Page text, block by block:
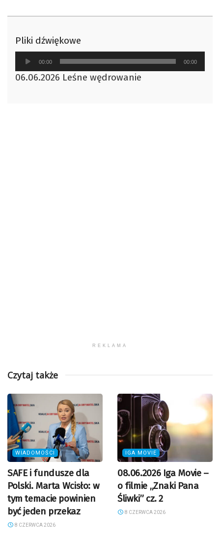
Pliki dźwiękowe
Odtwarzacz
plików
dźwiękowych
00:00 00:00
06.06.2026 Leśne wędrowanie
REKLAMA
Czytaj także
WIADOMOŚCI
SAFE i fundusze dla
Polski. Marta Wcisło: w
tym temacie powinien
być jeden przekaz
8 CZERWCA 2026
IGA MOVIE
08.06.2026 Iga Movie –
o filmie „Znaki Pana
Śliwki” cz. 2
8 CZERWCA 2026